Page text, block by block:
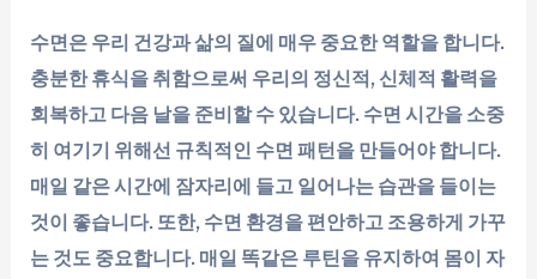
수면은 우리 건강과 삶의 질에 매우 중요한 역할을 합니다.
충분한 휴식을 취함으로써 우리의 정신적, 신체적 활력을
회복하고 다음 날을 준비할 수 있습니다. 수면 시간을 소중
히 여기기 위해선 규칙적인 수면 패턴을 만들어야 합니다.
매일 같은 시간에 잠자리에 들고 일어나는 습관을 들이는
것이 좋습니다. 또한, 수면 환경을 편안하고 조용하게 가꾸
는 것도 중요합니다. 매일 똑같은 루틴을 유지하여 몸이 자